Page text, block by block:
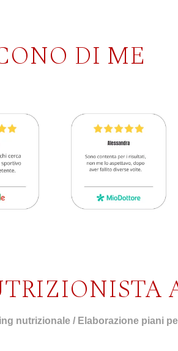
DI ME
nutrizionale / Elaborazione piani